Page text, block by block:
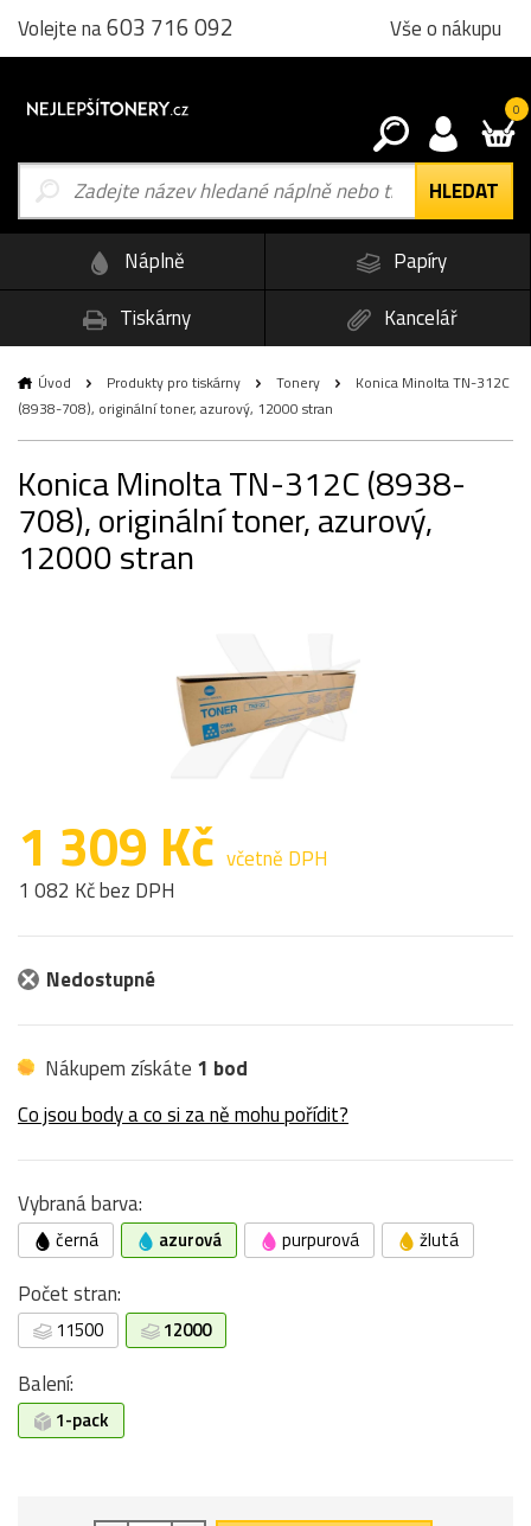
Volejte na603 716 092 Vše o nákupu
0
Náplně
Papíry
Tiskárny
Kancelář
Úvod Produkty pro tiskárny Tonery
Konica Minolta TN-312C
(8938-708), originální toner, azurový, 12000 stran
Konica Minolta TN-312C (8938-
708), originální toner, azurový,
12000 stran
1 309 Kč včetně DPH
1 082 Kč bez DPH
Nedostupné
Nákupem získáte 1 bod
Co jsou body a co si za ně mohu pořídit?
Vybraná barva:
černá azurová purpurová žlutá
Počet stran:
11500 12000
Balení:
1-pack